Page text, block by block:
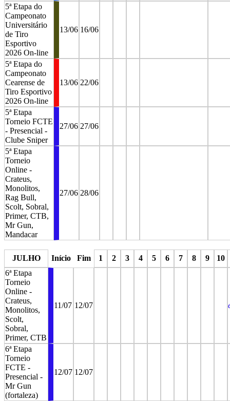
5ª Etapa do
Campeonato
Universitário
de Tiro
Esportivo
2026 On-line
13/06 16/06
5ª Etapa do
Campeonato
Cearense de
Tiro Esportivo
2026 On-line
13/06 22/06
5ª Etapa
Torneio FCTE
- Presencial -
Clube Sniper
27/06 27/06
5ª Etapa
Torneio
Online -
Crateus,
Monolitos,
Rag Bull,
Scolt, Sobral,
Primer, CTB,
Mr Gun,
Mandacar
27/06 28/06
JULHO
Início Fim 1 2 3 4 5 6 7 8 9
10
6ª Etapa
Torneio
Online -
Crateus,
Monolitos,
Scolt,
Sobral,
Primer, CTB
11/07 12/07
6ª Etapa
Torneio
FCTE -
Presencial -
Mr Gun
(fortaleza)
12/07 12/07